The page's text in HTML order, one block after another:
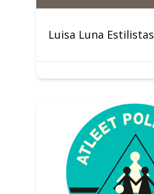
Luisa Luna Estilistas